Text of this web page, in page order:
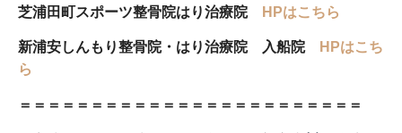
芝浦田町スポーツ整骨院はり治療院 HPはこちら
新浦安しんもり整骨院・はり治療院 入船院
HPはこち
ら
＝＝＝＝＝＝＝＝＝＝＝＝＝＝＝＝＝＝＝＝＝＝＝＝